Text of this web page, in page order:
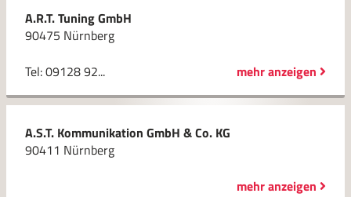
A.R.T. Tuning GmbH
90475 Nürnberg
Tel: 09128 92...
mehr anzeigen
A.S.T. Kommunikation GmbH & Co. KG
90411 Nürnberg
mehr anzeigen